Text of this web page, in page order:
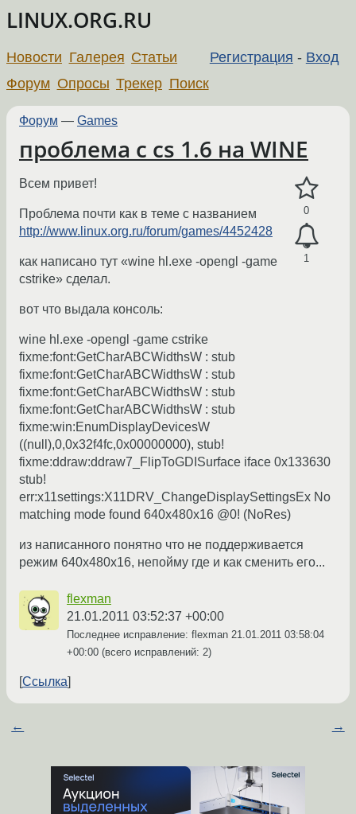
LINUX.ORG.RU
Регистрация - Вход
Новости Галерея Статьи
Форум Опросы Трекер Поиск
Форум — Games
проблема с cs 1.6 на WINE
0
1
Всем привет!
Проблема почти как в теме с названием
http://www.linux.org.ru/forum/games/4452428
как написано тут «wine hl.exe -opengl -game
cstrike» сделал.
вот что выдала консоль:
wine hl.exe -opengl -game cstrike
fixme:font:GetCharABCWidthsW : stub
fixme:font:GetCharABCWidthsW : stub
fixme:font:GetCharABCWidthsW : stub
fixme:font:GetCharABCWidthsW : stub
fixme:win:EnumDisplayDevicesW
((null),0,0x32f4fc,0x00000000), stub!
fixme:ddraw:ddraw7_FlipToGDISurface iface 0x133630
stub!
err:x11settings:X11DRV_ChangeDisplaySettingsEx No
matching mode found 640x480x16 @0! (NoRes)
из написанного понятно что не поддерживается
режим 640x480x16, непойму где и как сменить его...
flexman
21.01.2011 03:52:37 +00:00
Последнее исправление: flexman 21.01.2011 03:58:04
+00:00 (всего исправлений: 2)
Ссылка
← →